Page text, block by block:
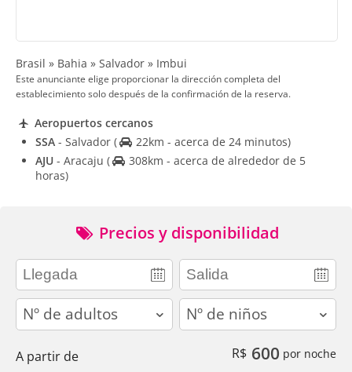
Brasil » Bahia » Salvador » Imbui
Este anunciante elige proporcionar la dirección completa del
establecimiento solo después de la confirmación de la reserva.
Aeropuertos cercanos
SSA - Salvador (
22km - acerca de 24 minutos)
AJU - Aracaju (
308km - acerca de alrededor de 5
horas)
Precios y disponibilidad
adults children
A partir de R$ 600 por noche